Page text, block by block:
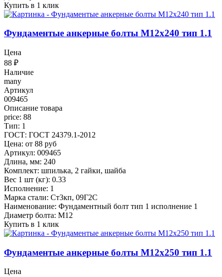
Купить в 1 клик
Фундаментые анкерные болты М12x240 тип 1.1
Цена
88 ₽
Наличие
many
Артикул
009465
Описание товара
price: 88
Тип: 1
ГОСТ: ГОСТ 24379.1-2012
Цена: от 88 руб
Артикул: 009465
Длина, мм: 240
Комплект: шпилька, 2 гайки, шайба
Вес 1 шт (кг): 0.33
Исполнение: 1
Марка стали: Ст3кп, 09Г2С
Наименование: Фундаментный болт тип 1 исполнение 1
Диаметр болта: М12
Купить в 1 клик
Фундаментые анкерные болты М12x250 тип 1.1
Цена